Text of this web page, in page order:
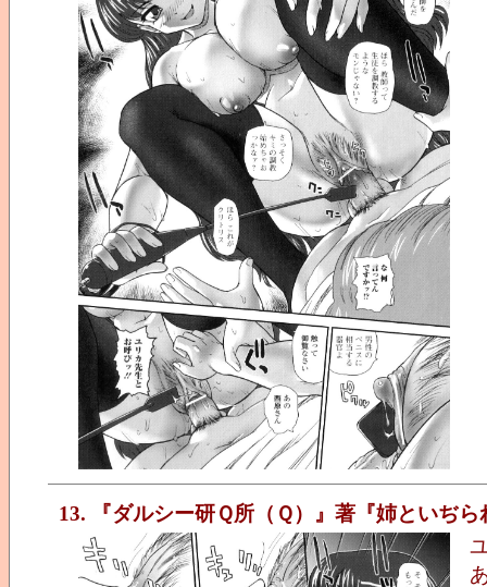
13. 『ダルシー研Ｑ所（Ｑ）』著『姉といぢ